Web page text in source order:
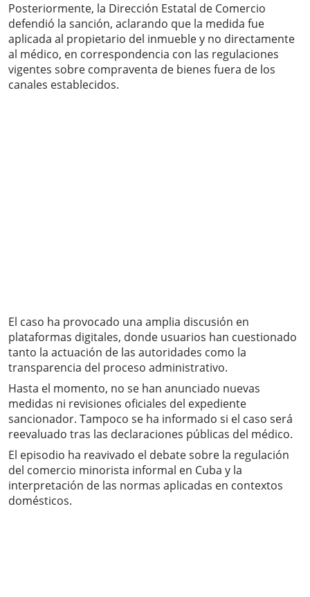
Posteriormente, la Dirección Estatal de Comercio
defendió la sanción, aclarando que la medida fue
aplicada al propietario del inmueble y no directamente
al médico, en correspondencia con las regulaciones
vigentes sobre compraventa de bienes fuera de los
canales establecidos.
El caso ha provocado una amplia discusión en
plataformas digitales, donde usuarios han cuestionado
tanto la actuación de las autoridades como la
transparencia del proceso administrativo.
Hasta el momento, no se han anunciado nuevas
medidas ni revisiones oficiales del expediente
sancionador. Tampoco se ha informado si el caso será
reevaluado tras las declaraciones públicas del médico.
El episodio ha reavivado el debate sobre la regulación
del comercio minorista informal en Cuba y la
interpretación de las normas aplicadas en contextos
domésticos.